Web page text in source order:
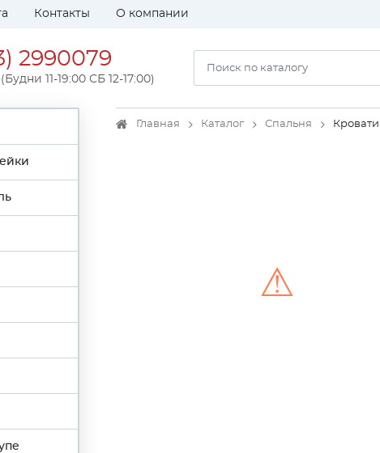
Контакты О компании
2990079
11-19:00 СБ 12-17:00)
Главная Каталог Спальня Кровати
⚠